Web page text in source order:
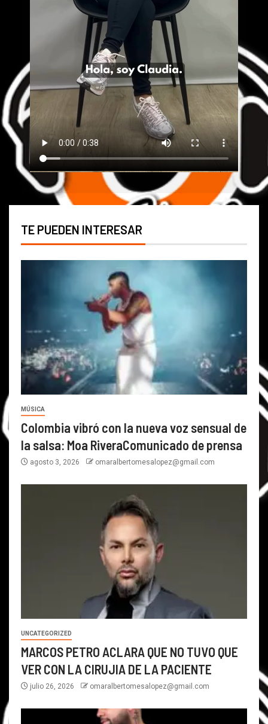
TE PUEDEN INTERESAR
MÚSICA
Colombia vibró con la nueva voz sensual de
la salsa: Moa RiveraComunicado de prensa
agosto 3, 2026 omaralbertomesalopez@gmail.com
UNCATEGORIZED
MARCOS PETRO ACLARA QUE NO TUVO QUE
VER CON LA CIRUJIA DE LA PACIENTE
julio 26, 2026 omaralbertomesalopez@gmail.com